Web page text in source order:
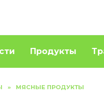
Продукты
» МЯСНЫЕ ПРОДУКТЫ